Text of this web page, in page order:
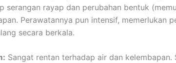
serangan rayap dan perubahan bentuk
Perawatannya pun intensif, memerlukan
secara berkala.
Sangat rentan terhadap air dan